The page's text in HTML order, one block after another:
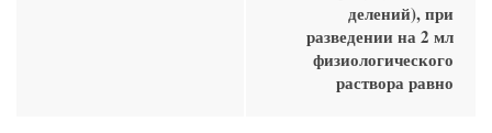
делений), при
разведении на 2 мл
физиологического
раствора равно